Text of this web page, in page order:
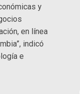
y
en línea
indicó
e